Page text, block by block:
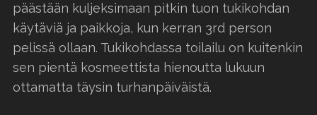
päästään kuljeksimaan pitkin tuon tukikohdan
käytäviä ja paikkoja, kun kerran 3rd person
pelissä ollaan. Tukikohdassa toilailu on kuitenkin
sen pientä kosmeettista hienoutta lukuun
ottamatta täysin turhanpäiväistä.